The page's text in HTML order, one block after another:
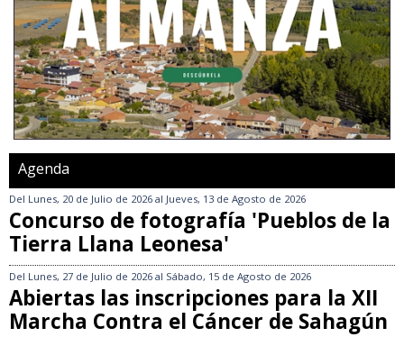
Agenda
Del Lunes, 20 de Julio de 2026 al Jueves, 13 de Agosto de 2026
Concurso de fotografía 'Pueblos de la
Tierra Llana Leonesa'
Del Lunes, 27 de Julio de 2026 al Sábado, 15 de Agosto de 2026
Abiertas las inscripciones para la XII
Marcha Contra el Cáncer de Sahagún